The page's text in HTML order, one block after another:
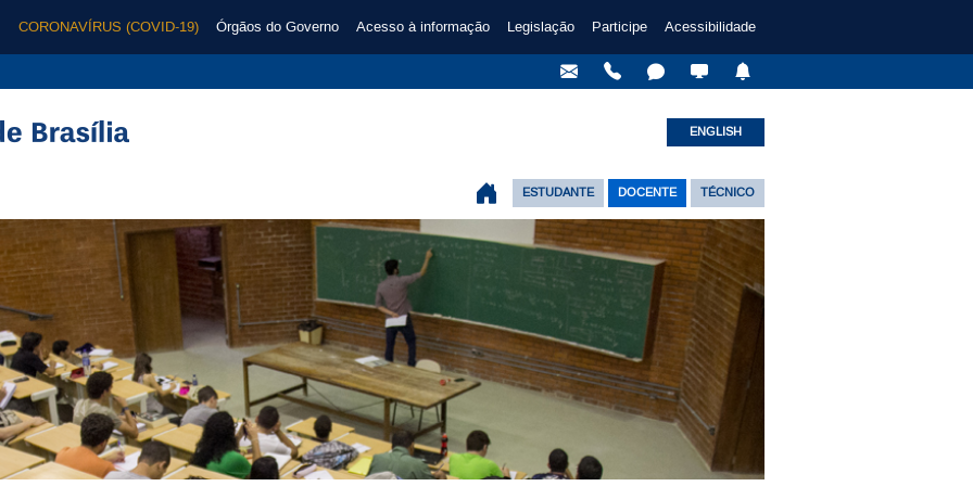
CORONAVÍRUS (COVID-19) Órgãos do Governo Acesso à informação Legislação Participe Acessibilidade
ENGLISH
ESTUDANTE DOCENTE TÉCNICO